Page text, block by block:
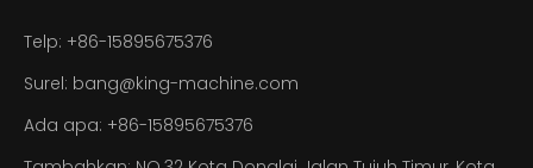
Telp: +86-15895675376
Surel: bang@king-machine.com
Ada apa: +86-15895675376